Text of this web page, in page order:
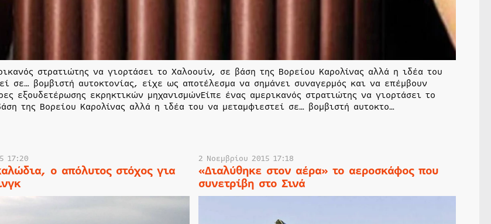
στρατιώτης να γιορτάσει το Χαλοουίν, σε βάση της Βορείου Καρολίνας αλλά η ιδέα του
σε… βομβιστή αυτοκτονίας, είχε ως αποτέλεσμα να σημάνει συναγερμός και να επέμβουν
εξουδετέρωσης εκρηκτικών μηχανισμώνΕίπε ένας αμερικανός στρατιώτης να γιορτάσει το
της Βορείου Καρολίνας αλλά η ιδέα του να μεταμφιεστεί σε… βομβιστή αυτοκτο…
17:20
ο απόλυτος στόχος για
2 Νοεμβρίου 2015 17:18
«Διαλύθηκε στον αέρα» το αεροσκάφος που
συνετρίβη στο Σινά